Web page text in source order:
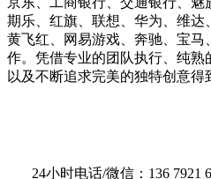
期乐、红旗、联想、华为、维达
黄飞红、网易游戏、奔驰、宝马
作。凭借专业的团队执行、纯
以及不断追求完美的独特创意得
24小时电话/微信：136 7921